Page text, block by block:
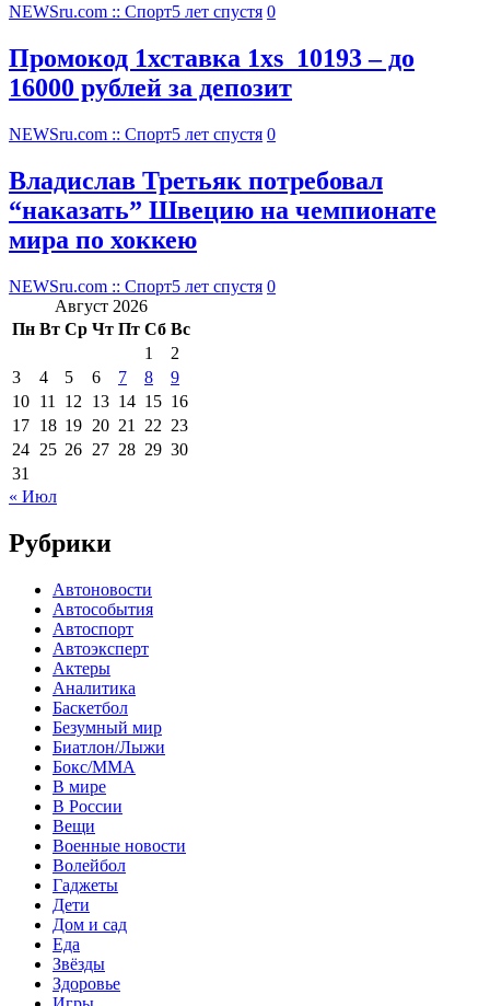
NEWSru.com :: Спорт5 лет спустя 0
Промокод 1хставка 1xs_10193 – до
16000 рублей за депозит
NEWSru.com :: Спорт5 лет спустя 0
Владислав Третьяк потребовал
“наказать” Швецию на чемпионате
мира по хоккею
NEWSru.com :: Спорт5 лет спустя 0
Август 2026
Пн Вт Ср Чт Пт Сб Вс
1
2
3
4 5 6 7 8
9
10 11 12 13 14 15 16
17 18 19 20 21 22 23
24 25 26 27 28 29 30
31
« Июл
Рубрики
Автоновости
Автособытия
Автоспорт
Автоэксперт
Актеры
Аналитика
Баскетбол
Безумный мир
Биатлон/Лыжи
Бокс/MMA
В мире
В России
Вещи
Военные новости
Волейбол
Гаджеты
Дети
Дом и сад
Еда
Звёзды
Здоровье